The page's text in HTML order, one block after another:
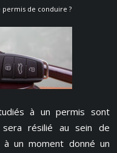
de conduire ?
à un permis sont
résilié au sein de
un moment donné un